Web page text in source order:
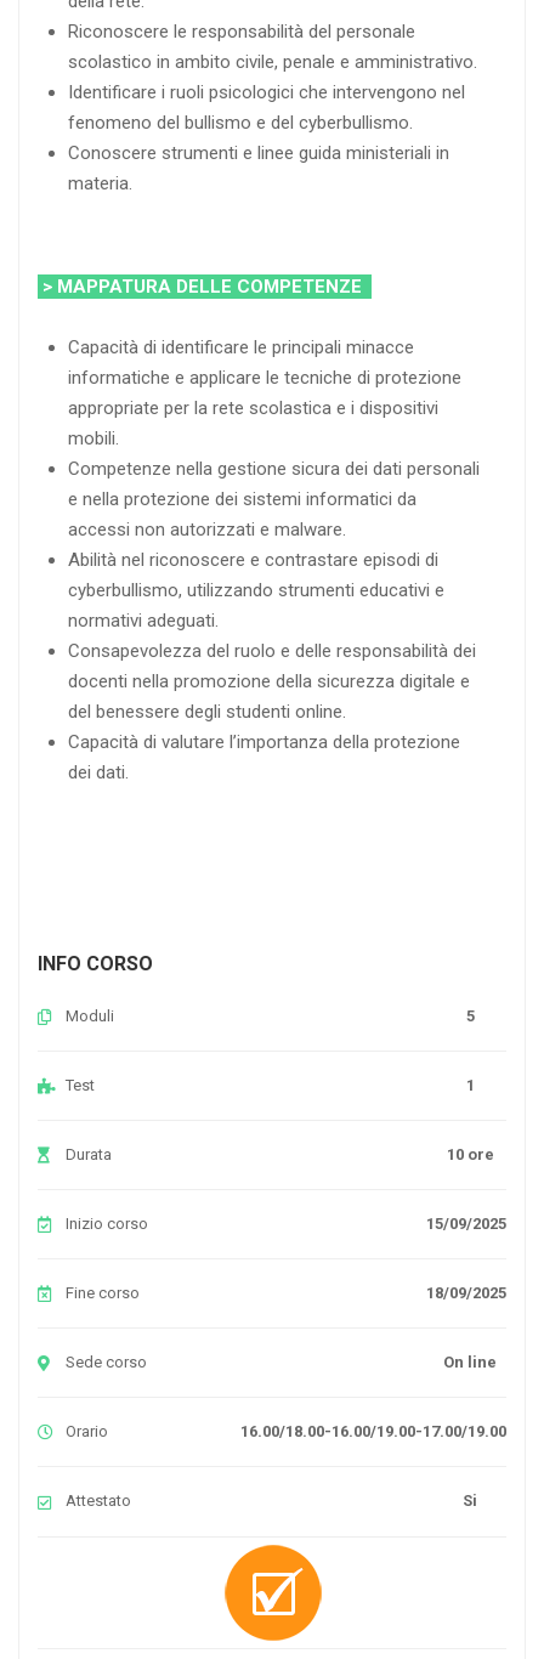
Riconoscere le responsabilità del personale
scolastico in ambito civile, penale e amministrativo.
Identificare i ruoli psicologici che intervengono nel
fenomeno del bullismo e del cyberbullismo.
Conoscere strumenti e linee guida ministeriali in
materia.
> MAPPATURA DELLE COMPETENZE
Capacità di identificare le principali minacce
informatiche e applicare le tecniche di protezione
appropriate per la rete scolastica e i dispositivi
mobili.
Competenze nella gestione sicura dei dati personali
e nella protezione dei sistemi informatici da
accessi non autorizzati e malware.
Abilità nel riconoscere e contrastare episodi di
cyberbullismo, utilizzando strumenti educativi e
normativi adeguati.
Consapevolezza del ruolo e delle responsabilità dei
docenti nella promozione della sicurezza digitale e
del benessere degli studenti online.
Capacità di valutare l’importanza della protezione
dei dati.
INFO CORSO
Moduli 5
Test 1
Durata 10 ore
Inizio corso 15/09/2025
Fine corso 18/09/2025
Sede corso On line
Orario 16.00/18.00-16.00/19.00-17.00/19.00
Attestato Si